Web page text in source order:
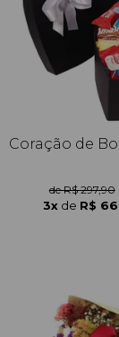
Coração de
de R$ 297,90
3x de R$